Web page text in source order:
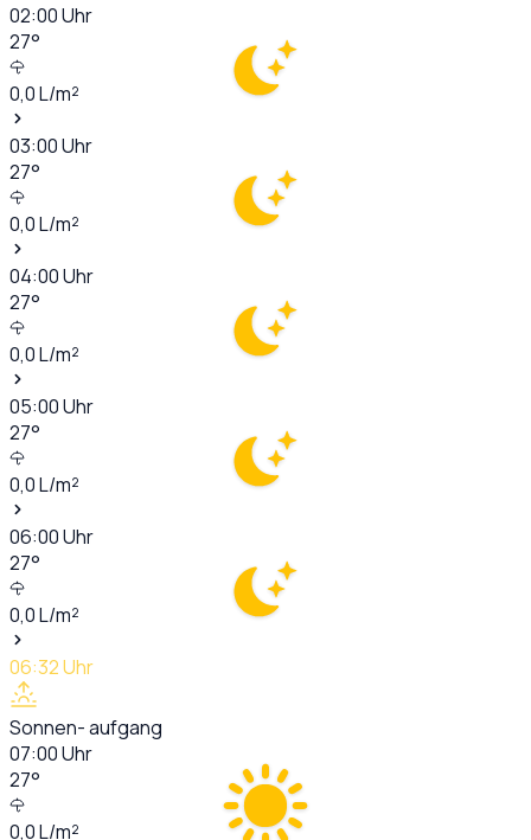
02:00Uhr
27°
0,0L/m²
03:00Uhr
27°
0,0L/m²
04:00Uhr
27°
0,0L/m²
05:00Uhr
27°
0,0L/m²
06:00Uhr
27°
0,0L/m²
06:32Uhr
Sonnen- aufgang
07:00Uhr
27°
0,0L/m²